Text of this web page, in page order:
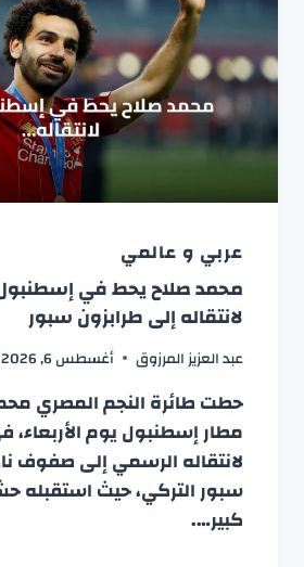
عربي و عالمي
محمد صلاح يحط في
لانتقاله إلى طرابزون سبور
عبد العزيز المرزوق أغسطس 6, 2026
حطت طائرة النجم المصري
مطار إسطنبول يوم
لانتقاله الرسمي إلى صفوف
سبور التركي، حيث استقبله
كبير….